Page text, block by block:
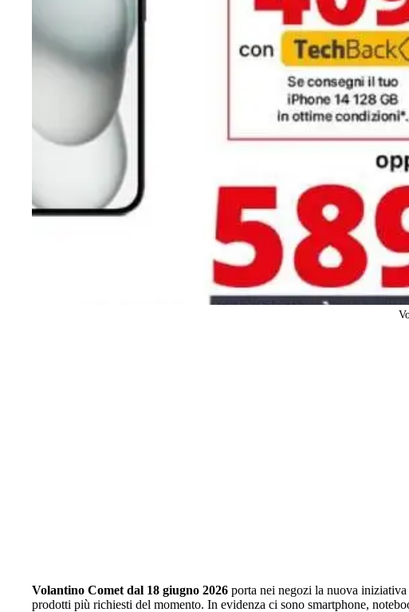
Volantino Comet dal 18 giugno 2026 porta nei negozi la nuova
prodotti più richiesti del momento. In evidenza ci sono smartphone,